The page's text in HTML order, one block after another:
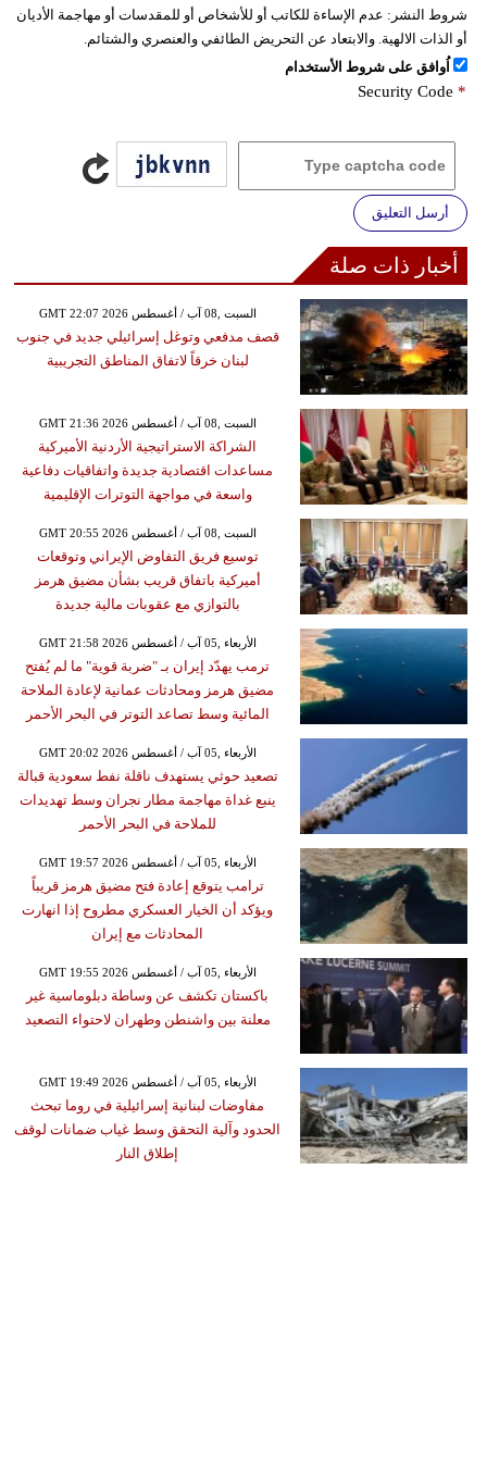
شروط النشر: عدم الإساءة للكاتب أو للأشخاص أو للمقدسات أو مهاجمة الأديان
أو الذات الالهية. والابتعاد عن التحريض الطائفي والعنصري والشتائم.
اُوافق على شروط الأستخدام
Security Code *
أرسل التعليق
أخبار ذات صلة
GMT 22:07 2026 السبت ,08 آب / أغسطس
قصف مدفعي وتوغل إسرائيلي جديد في جنوب
لبنان خرقاً لاتفاق المناطق التجريبية
GMT 21:36 2026 السبت ,08 آب / أغسطس
الشراكة الاستراتيجية الأردنية الأميركية
مساعدات اقتصادية جديدة واتفاقيات دفاعية
واسعة في مواجهة التوترات الإقليمية
GMT 20:55 2026 السبت ,08 آب / أغسطس
توسيع فريق التفاوض الإيراني وتوقعات
أميركية باتفاق قريب بشأن مضيق هرمز
بالتوازي مع عقوبات مالية جديدة
GMT 21:58 2026 الأربعاء ,05 آب / أغسطس
ترمب يهدّد إيران بـ "ضربة قوية" ما لم يُفتح
مضيق هرمز ومحادثات عمانية لإعادة الملاحة
المائية وسط تصاعد التوتر في البحر الأحمر
GMT 20:02 2026 الأربعاء ,05 آب / أغسطس
تصعيد حوثي يستهدف ناقلة نفط سعودية قبالة
ينبع غداة مهاجمة مطار نجران وسط تهديدات
للملاحة في البحر الأحمر
GMT 19:57 2026 الأربعاء ,05 آب / أغسطس
ترامب يتوقع إعادة فتح مضيق هرمز قريباً
ويؤكد أن الخيار العسكري مطروح إذا انهارت
المحادثات مع إيران
GMT 19:55 2026 الأربعاء ,05 آب / أغسطس
باكستان تكشف عن وساطة دبلوماسية غير
معلنة بين واشنطن وطهران لاحتواء التصعيد
GMT 19:49 2026 الأربعاء ,05 آب / أغسطس
مفاوضات لبنانية إسرائيلية في روما تبحث
الحدود وآلية التحقق وسط غياب ضمانات لوقف
إطلاق النار